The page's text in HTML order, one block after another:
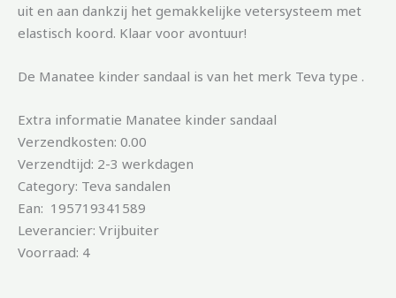
uit en aan dankzij het gemakkelijke vetersysteem met
elastisch koord. Klaar voor avontuur!
De Manatee kinder sandaal is van het merk Teva type .
Extra informatie Manatee kinder sandaal
Verzendkosten: 0.00
Verzendtijd: 2-3 werkdagen
Category: Teva sandalen
Ean: 195719341589
Leverancier: Vrijbuiter
Voorraad: 4